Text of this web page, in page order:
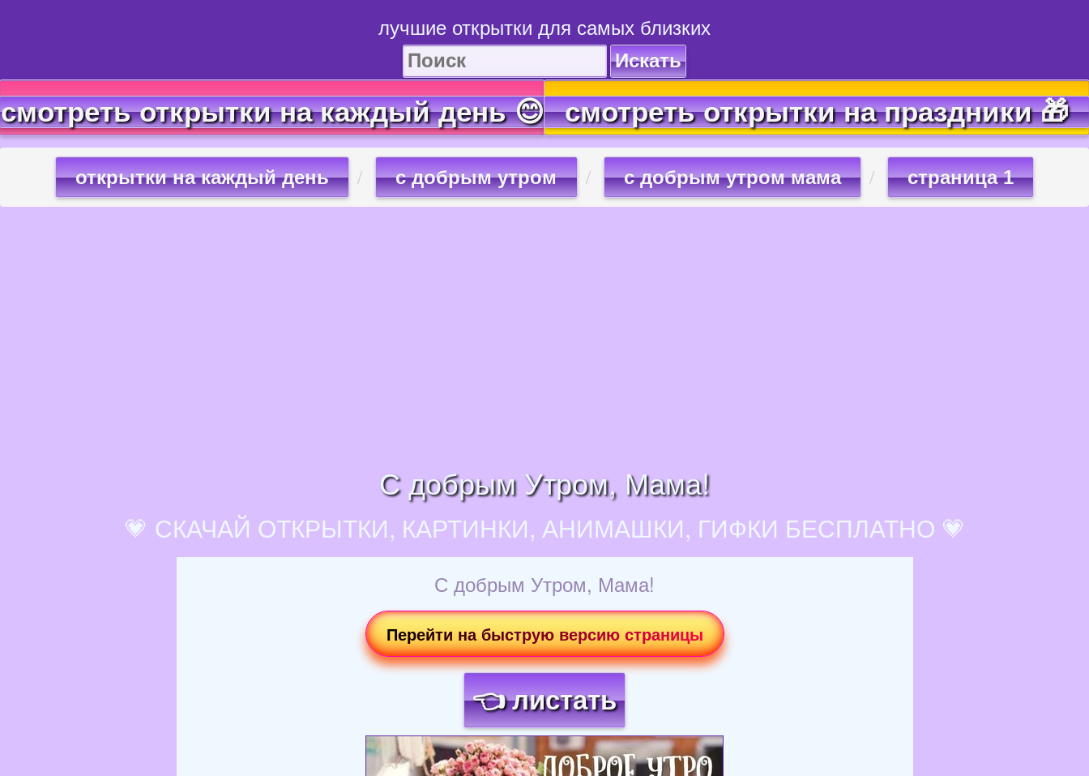
лучшие открытки для самых близких
Искать
смотреть открытки на каждый день 😊 смотреть открытки на праздники 🎁
открытки на каждый день с добрым утром с добрым утром мама страница 1
С добрым Утром, Мама!
💗 СКАЧАЙ ОТКРЫТКИ, КАРТИНКИ, АНИМАШКИ, ГИФКИ БЕСПЛАТНО 💗
С добрым Утром, Мама!
Перейти на быструю версию страницы
👈 листать
Загрузка картинки...